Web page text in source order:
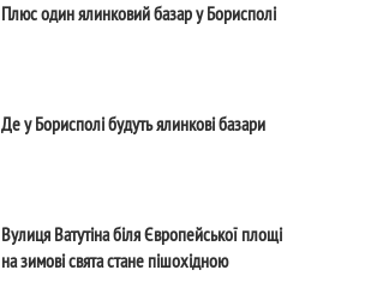
Плюс один ялинковий базар у Борисполі
Де у Борисполі будуть ялинкові базари
Вулиця Ватутіна біля Європейської площі
на зимові свята стане пішохідною